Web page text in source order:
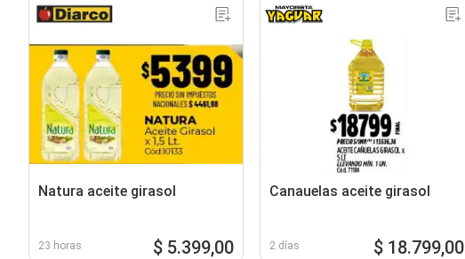
Natura aceite girasol
23 horas $ 5.399,00
Canauelas aceite girasol
2 días $ 18.799,00